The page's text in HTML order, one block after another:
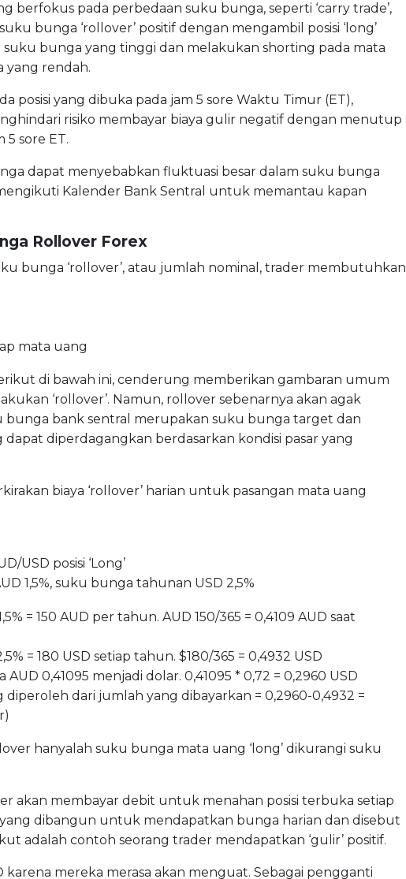
berfokus pada perbedaan suku bunga, seperti ‘carry trade’,
bunga ‘rollover’ positif dengan mengambil posisi ‘long’
bunga yang tinggi dan melakukan shorting pada mata
yang rendah.
posisi yang dibuka pada jam 5 sore Waktu Timur (ET),
risiko membayar biaya gulir negatif dengan menutup
5 sore ET.
dapat menyebabkan fluktuasi besar dalam suku bunga
Kalender Bank Sentral untuk memantau kapan
Rollover Forex
bunga ‘rollover’, atau jumlah nominal, trader membutuhkan
mata uang
di bawah ini, cenderung memberikan gambaran umum
‘rollover’. Namun, rollover sebenarnya akan agak
bunga bank sentral merupakan suku bunga target dan
dapat diperdagangkan berdasarkan kondisi pasar yang
biaya ‘rollover’ harian untuk pasangan mata uang
USD posisi ‘Long’
1,5%, suku bunga tahunan USD 2,5%
= 150 AUD per tahun. AUD 150/365 = 0,4109 AUD saat
= 180 USD setiap tahun. $180/365 = 0,4932 USD
0,41095 menjadi dolar. 0,41095 * 0,72 = 0,2960 USD
diperoleh dari jumlah yang dibayarkan = 0,2960-0,4932 =
hanyalah suku bunga mata uang ‘long’ dikurangi suku
akan membayar debit untuk menahan posisi terbuka setiap
dibangun untuk mendapatkan bunga harian dan disebut
adalah contoh seorang trader mendapatkan ‘gulir’ positif.
karena mereka merasa akan menguat. Sebagai pengganti